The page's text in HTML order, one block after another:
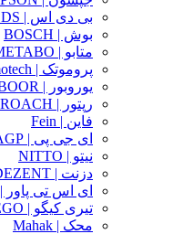
بی دی اس | BDS
بوش | BOSCH
متابو | METABO
پروموتک | Promotech
یوروبور | EUROBOOR
رپتور | ROTABROACH
فاین | Fein
ای جی پی | AGP
نیتو | NITTO
دزنت | DEZENT
ای اس تی پاور | AST POWER
تیری کیگو | 3KEEGO
محک | Mahak